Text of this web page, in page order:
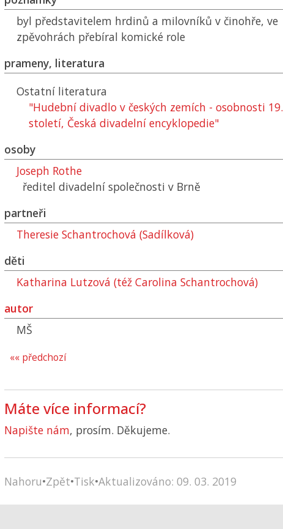
byl představitelem hrdinů a milovníků v činohře, ve
zpěvohrách přebíral komické role
prameny, literatura
Ostatní literatura
"Hudební divadlo v českých zemích - osobnosti 19.
století, Česká divadelní encyklopedie"
osoby
Joseph Rothe
ředitel divadelní společnosti v Brně
partneři
Theresie Schantrochová (Sadílková)
děti
Katharina Lutzová (též Carolina Schantrochová)
autor
MŠ
«« předchozí
Máte více informací?
Napište nám, prosím. Děkujeme.
Nahoru•Zpět•Tisk•Aktualizováno: 09. 03. 2019